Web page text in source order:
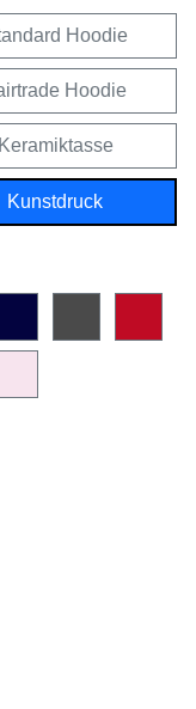
Hoodie
Hoodie
Keramiktasse
Kunstdruck